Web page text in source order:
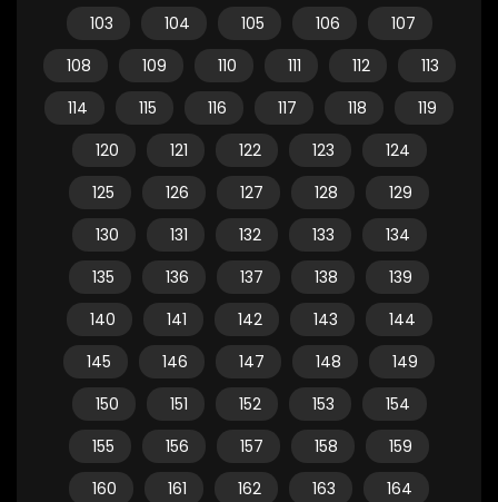
103
104 105 106
107
108
109 110 111 112
113
114
115 116 117 118
119
120
121 122 123
124
125
126 127 128
129
130
131 132 133
134
135
136 137 138
139
140
141 142 143
144
145
146 147 148
149
150
151 152 153
154
155
156 157 158
159
160
161 162 163
164